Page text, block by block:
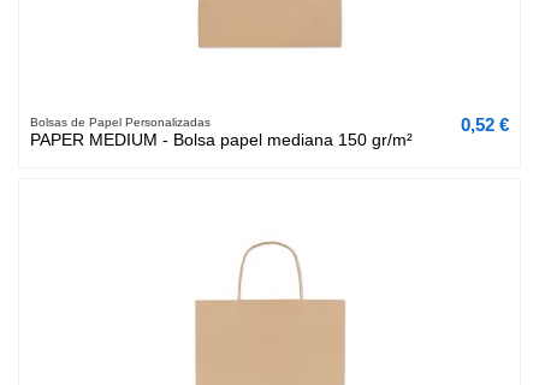
Bolsas de Papel Personalizadas
PAPER MEDIUM - Bolsa papel mediana 150 gr/m²
0,52 €